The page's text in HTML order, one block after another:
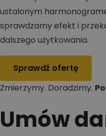
ustalonym
sprawdzamy efekt i
dalszego użytkowania.
Sprawdź ofertę
Zmierzymy. Doradzimy.
Umów